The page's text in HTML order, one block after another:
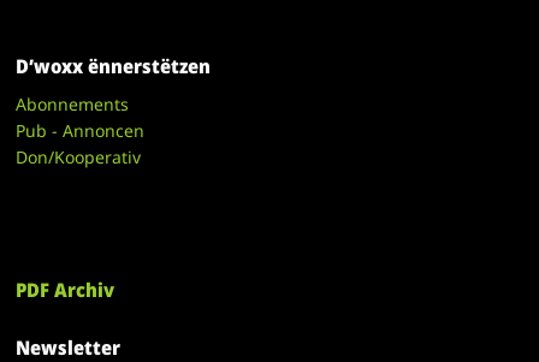
D’woxx ënnerstëtzen
Abonnements
Pub - Annoncen
Don/Kooperativ
PDF Archiv
Newsletter